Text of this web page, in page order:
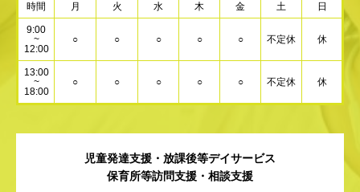
時間 月 火 水 木 金 土 日
9:00
~
12:00
○ ○ ○ ○ ○ 不定休 休
13:00
~
18:00
○ ○ ○ ○ ○ 不定休 休
児童発達支援・放課後等デイサービス
保育所等訪問支援・相談支援